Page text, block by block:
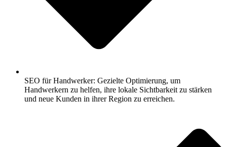
SEO für Handwerker: Gezielte Optimierung, um
Handwerkern zu helfen, ihre lokale Sichtbarkeit zu stärken
und neue Kunden in ihrer Region zu erreichen.